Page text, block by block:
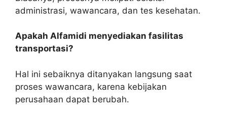
administrasi, wawancara, dan tes kesehatan.
Apakah Alfamidi menyediakan fasilitas
transportasi?
Hal ini sebaiknya ditanyakan langsung saat
proses wawancara, karena kebijakan
perusahaan dapat berubah.